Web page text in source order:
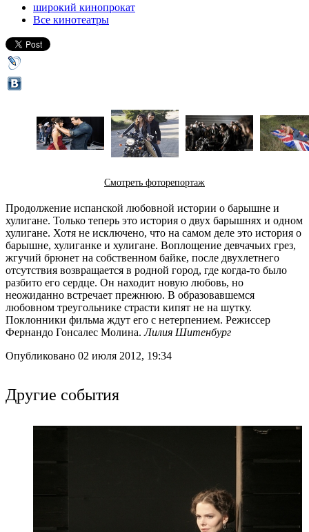
широкий кинопрокат
Все кинотеатры
Смотреть фоторепортаж
Продолжение испанской любовной истории о барышне и
хулигане. Только теперь это история о двух барышнях и одном
хулигане. Хотя не исключено, что на самом деле это история о
барышне, хулиганке и хулигане. Воплощение девчачьих грез,
жгучий брюнет на собственном байке, после двухлетнего
отсутствия возвращается в родной город, где когда-то было
разбито его сердце. Он находит новую любовь, но
неожиданно встречает прежнюю. В образовавшемся
любовном треугольнике страсти кипят не на шутку.
Поклонники фильма ждут его с нетерпением. Режиссер
Фернандо Гонсалес Молина.Лилия Шитенбург
Опубликовано 02 июля 2012, 19:34
Другие события